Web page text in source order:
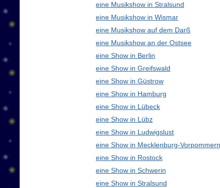
eine Musikshow in Stralsund
eine Musikshow in Wismar
eine Musikshow auf dem Darß
eine Musikshow an der Ostsee
eine Show in Berlin
eine Show in Greifswald
eine Show in Güstrow
eine Show in Hamburg
eine Show in Lübeck
eine Show in Lübz
eine Show in Ludwigslust
eine Show in Mecklenburg-
eine Show in Rostock
eine Show in Schwerin
eine Show in Stralsund